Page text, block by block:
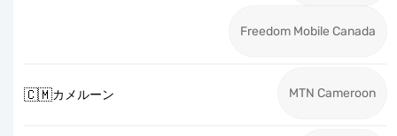
Freedom Mobile Canada
🇨🇲カメルーン MTN Cameroon